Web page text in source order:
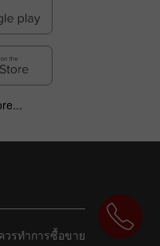
วรทำการซื้อขาย